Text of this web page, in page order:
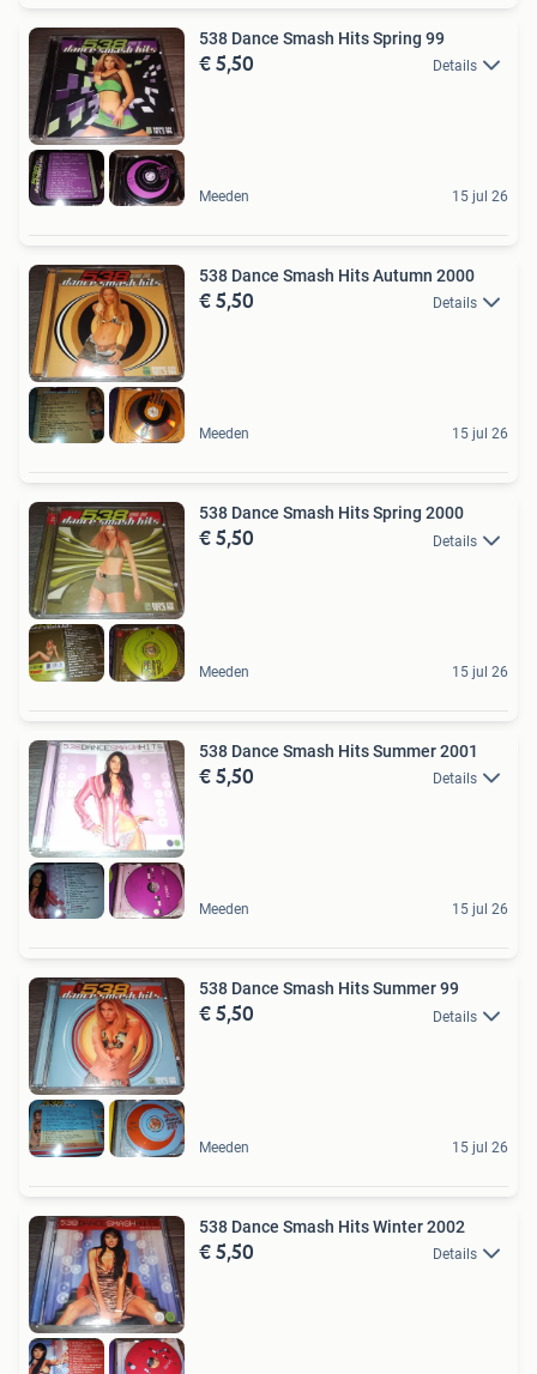
538 Dance Smash Hits Spring 99
€ 5,50 Details
Meeden 15 jul 26
538 Dance Smash Hits Autumn 2000
€ 5,50 Details
Meeden 15 jul 26
538 Dance Smash Hits Spring 2000
€ 5,50 Details
Meeden 15 jul 26
538 Dance Smash Hits Summer 2001
€ 5,50 Details
Meeden 15 jul 26
538 Dance Smash Hits Summer 99
€ 5,50 Details
Meeden 15 jul 26
538 Dance Smash Hits Winter 2002
€ 5,50 Details